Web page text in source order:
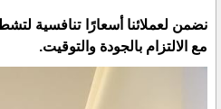
نضمن لعملائنا أسعارًا تنافسية
مع الالتزام بالجودة والتوقيت.